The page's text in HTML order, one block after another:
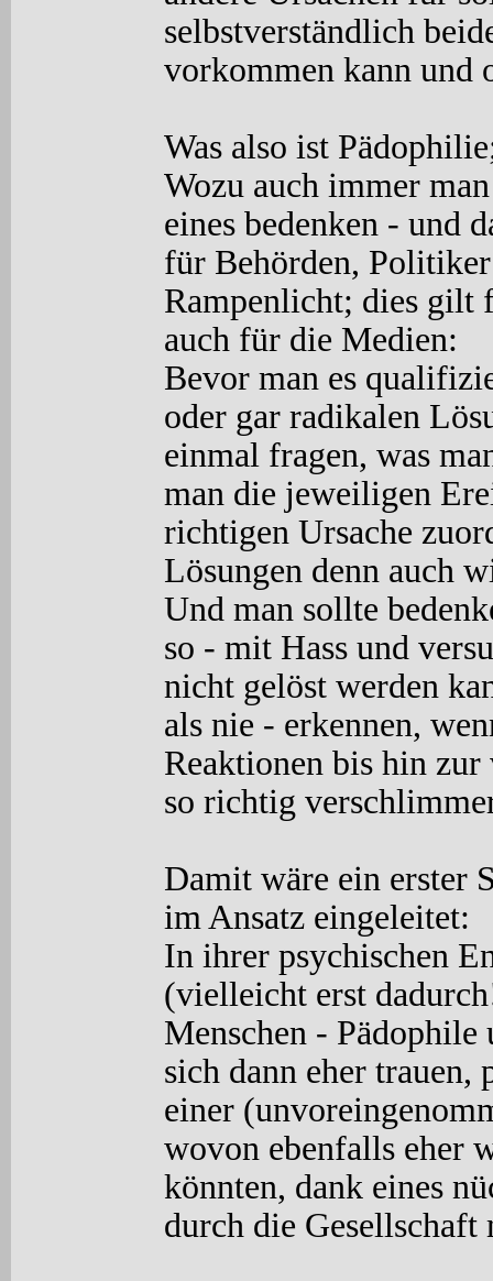
selbstverständlich
vorkommen kann und
Was also ist
Wozu auch immer
eines bedenken - und
für Behörden,
Rampenlicht; dies gilt
auch für die Medien:
Bevor man es
oder gar radikalen
einmal fragen, was
man die jeweiligen
richtigen Ursache
Lösungen denn auch
Und man sollte
so - mit Hass und
nicht gelöst werden
als nie - erkennen,
Reaktionen bis hin
so richtig
Damit wäre ein erster
im Ansatz eingeleitet:
In ihrer psychischen
(vielleicht erst
Menschen - Pädophile
sich dann eher
einer
wovon ebenfalls eher
könnten, dank eines
durch die Gesellschaft